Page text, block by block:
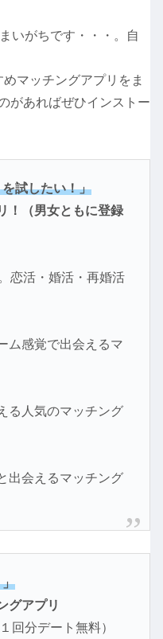
いがちです・・・。自
マッチングアプリをま
があればぜひインストー
試したい！」
！（男女ともに登録
恋活・婚活・再婚活
ム感覚で出会えるマ
る人気のマッチング
出会えるマッチング
」
グアプリ
回分デート無料）